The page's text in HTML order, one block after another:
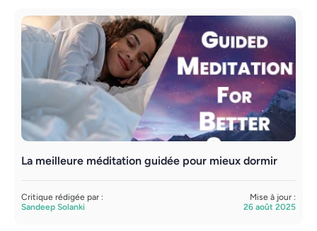
La meilleure méditation guidée pour mieux dormir
Critique rédigée par :
Sandeep Solanki
Mise à jour :
26 août 2025